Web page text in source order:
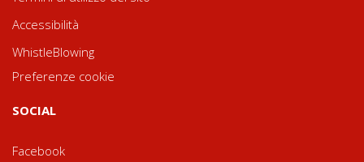
Accessibilità
WhistleBlowing
Preferenze cookie
SOCIAL
Facebook